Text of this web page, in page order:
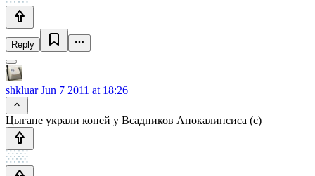
Reply
shkluarJun 7 2011 at 18:26
Цыгане украли коней у Всадников Апокалипсиса (с)